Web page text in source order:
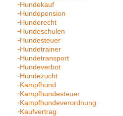
Hundekauf
Hundepension
Hunderecht
Hundeschulen
Hundesteuer
Hundetrainer
Hundetransport
Hundeverbot
Hundezucht
Kampfhund
Kampfhundesteuer
Kampfhundeverordnung
Kaufvertrag